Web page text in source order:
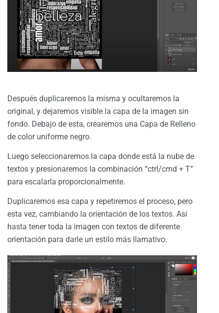
Después duplicaremos la misma y ocultaremos la
original, y dejaremos visible la capa de la imagen sin
fondo. Debajo de esta, crearemos una Capa de Relleno
de color uniforme negro.
Luego seleccionaremos la capa donde está la nube de
textos y presionaremos la combinación “ctrl/cmd + T”
para escalarla proporcionalmente.
Duplicaremos esa capa y repetiremos el proceso, pero
esta vez, cambiando la orientación de los textos. Así
hasta tener toda la imagen con textos de diferente
orientación para darle un estilo más llamativo.